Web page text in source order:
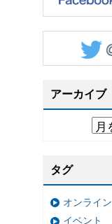
アーカイブ
タグ
オンライン
イベント